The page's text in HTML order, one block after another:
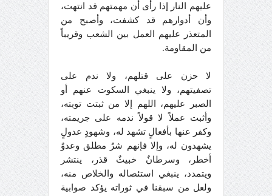
عليهم النار إذا رأى أن مهمتهم قد انتهت،
وأن أدوارهم قد كشفت، وأصبح من
المتعذر عليهم العمل بين الشعب وقريباً
من المقاومة.
لا حزن على قتلهم، ولا ندم على
تصفيتهم، ولا ينبغي السكوت عنهم أو
الصبر عليهم، اللهم إلا من ثبتت توبته،
وأثبت عملاً لا قولاً ندمه على جريمته،
وكفر عنها بأفعالٍ تشهد له، وشهودٍ عدولٍ
يشهدون له، وإلا فإنهم شرٌ مطلق وعدوٌ
أخطر، وسرطانٌ خبيثٌ قذر، ينتشر
ويتمدد، ينبغي استئصاله والخلاص منه،
ولعل من سبقنا في ثوراته يؤكد صوابية